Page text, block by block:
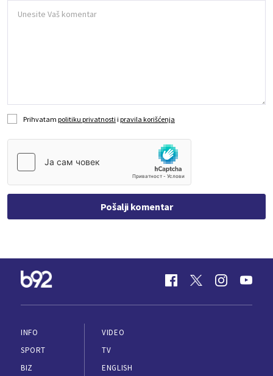
Prihvatam politiku privatnosti i pravila korišćenja
Pošalji komentar
INFO
SPORT
BIZ
VIDEO
TV
ENGLISH